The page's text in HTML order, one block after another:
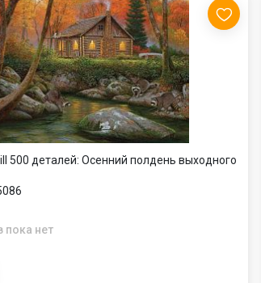
500 деталей: Осенний полдень выходного
пока нет